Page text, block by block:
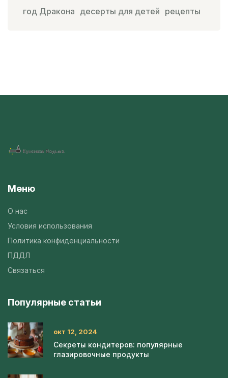
год Дракона десерты для детей рецепты
Меню
О нас
Условия использования
Политика конфиденциальности
ПДДЛ
Связаться
Популярные статьи
окт 12, 2024
Секреты кондитеров: популярные
глазировочные продукты